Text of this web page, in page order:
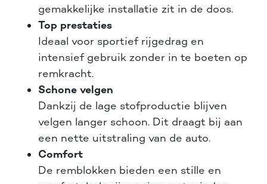
gemakkelijke installatie zit in de doos.
Top prestaties
Ideaal voor sportief rijgedrag en
intensief gebruik zonder in te boeten op
remkracht.
Schone velgen
Dankzij de lage stofproductie blijven
velgen langer schoon. Dit draagt bij aan
een nette uitstraling van de auto.
Comfort
De remblokken bieden een stille en